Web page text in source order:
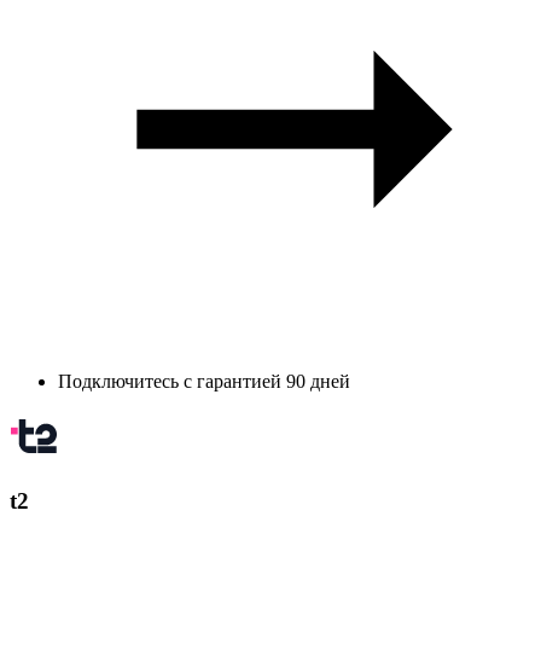
Подключитесь с гарантией 90 дней
t2